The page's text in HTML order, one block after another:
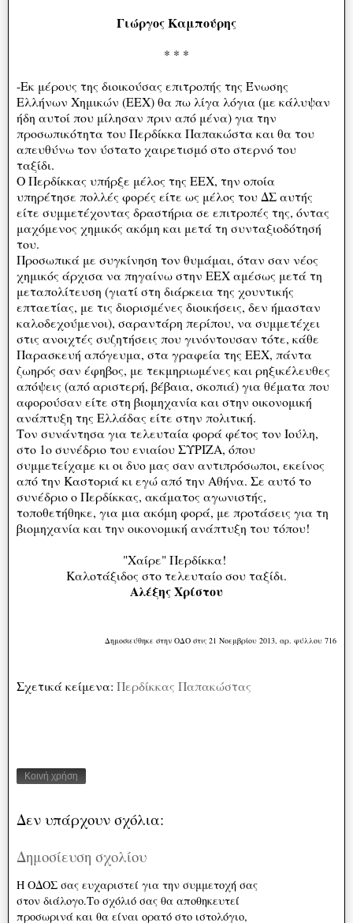
Γιώργος Καμπούρης
* * *
-Εκ μέρους της διοικούσας επιτροπής της Ένωσης
Ελλήνων Χημικών (ΕΕΧ) θα πω λίγα λόγια (με κάλυψαν
ήδη αυτοί που μίλησαν πριν από μένα) για την
προσωπικότητα του Περδίκκα Παπακώστα και θα του
απευθύνω τον ύστατο χαιρετισμό στο στερνό του
ταξίδι.
Ο Περδίκκας υπήρξε μέλος της ΕΕΧ, την οποία
υπηρέτησε πολλές φορές είτε ως μέλος του ΔΣ αυτής
είτε συμμετέχοντας δραστήρια σε επιτροπές της, όντας
μαχόμενος χημικός ακόμη και μετά τη συνταξιοδότησή
του.
Προσωπικά με συγκίνηση τον θυμάμαι, όταν σαν νέος
χημικός άρχισα να πηγαίνω στην ΕΕΧ αμέσως μετά τη
μεταπολίτευση (γιατί στη διάρκεια της χουντικής
επταετίας, με τις διορισμένες διοικήσεις, δεν ήμασταν
καλοδεχούμενοι), σαραντάρη περίπου, να συμμετέχει
στις ανοιχτές συζητήσεις που γινόντουσαν τότε, κάθε
Παρασκευή απόγευμα, στα γραφεία της ΕΕΧ, πάντα
ζωηρός σαν έφηβος, με τεκμηριωμένες και ρηξικέλευθες
απόψεις (από αριστερή, βέβαια, σκοπιά) για θέματα που
αφορούσαν είτε στη βιομηχανία και στην οικονομική
ανάπτυξη της Ελλάδας είτε στην πολιτική.
Τον συνάντησα για τελευταία φορά φέτος τον Ιούλη,
στο 1ο συνέδριο του ενιαίου ΣΥΡΙΖΑ, όπου
συμμετείχαμε κι οι δυο μας σαν αντιπρόσωποι, εκείνος
από την Καστοριά κι εγώ από την Αθήνα. Σε αυτό το
συνέδριο ο Περδίκκας, ακάματος αγωνιστής,
τοποθετήθηκε, για μια ακόμη φορά, με προτάσεις για τη
βιομηχανία και την οικονομική ανάπτυξη του τόπου!
"Χαίρε" Περδίκκα!
Καλοτάξιδος στο τελευταίο σου ταξίδι.
Αλέξης Χρίστου
Δημοσιεύθηκε στην ΟΔΟ στις 21 Νοεμβρίου 2013, αρ. φύλλου 716
Σχετικά κείμενα: Περδίκκας Παπακώστας
Κοινή χρήση
Δεν υπάρχουν σχόλια:
Δημοσίευση σχολίου
Η ΟΔΟΣ σας ευχαριστεί για την συμμετοχή σας
στον διάλογο.Το σχόλιό σας θα αποθηκευτεί
προσωρινά και θα είναι ορατό στο ιστολόγιο,